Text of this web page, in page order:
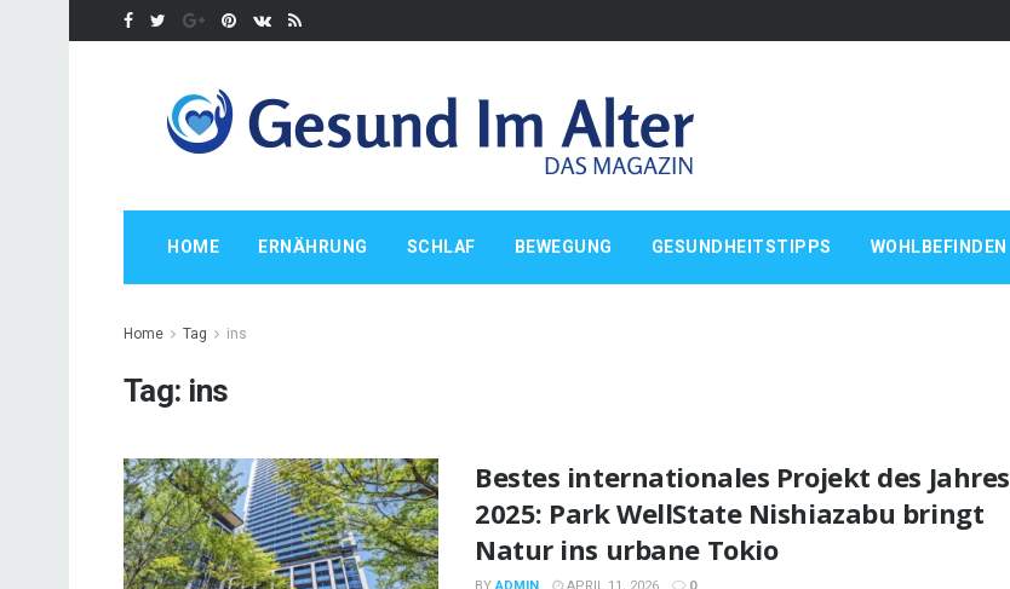
HOME ERNÄHRUNG SCHLAF BEWEGUNG GESUNDHEITSTIPPS WOHLBEFINDEN
Home Tag ins
Tag: ins
Bestes internationales Projekt des Jahres
2025: Park WellState Nishiazabu bringt
Natur ins urbane Tokio